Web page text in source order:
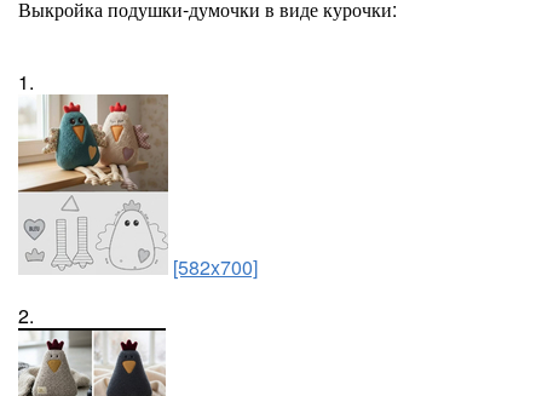
Выкройка подушки-думочки в виде курочки:
1.
[582x700]
2.